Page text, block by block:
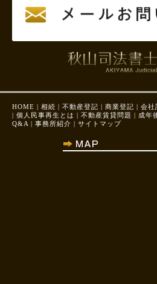
HOME | 相続 | 不動産登記 | 商業登記 | 会社
| 個人民事再生とは | 不動産賃貸問題 | 成年
Q&A | 事務所紹介 | サイトマップ